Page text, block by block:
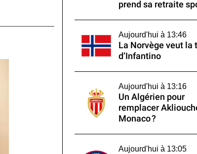
prend sa retraite
Aujourd'hui à 13:46
La Norvège veut la
d’Infantino
Aujourd'hui à 13:16
Un Algérien pour
remplacer
Monaco ?
Aujourd'hui à 13:05